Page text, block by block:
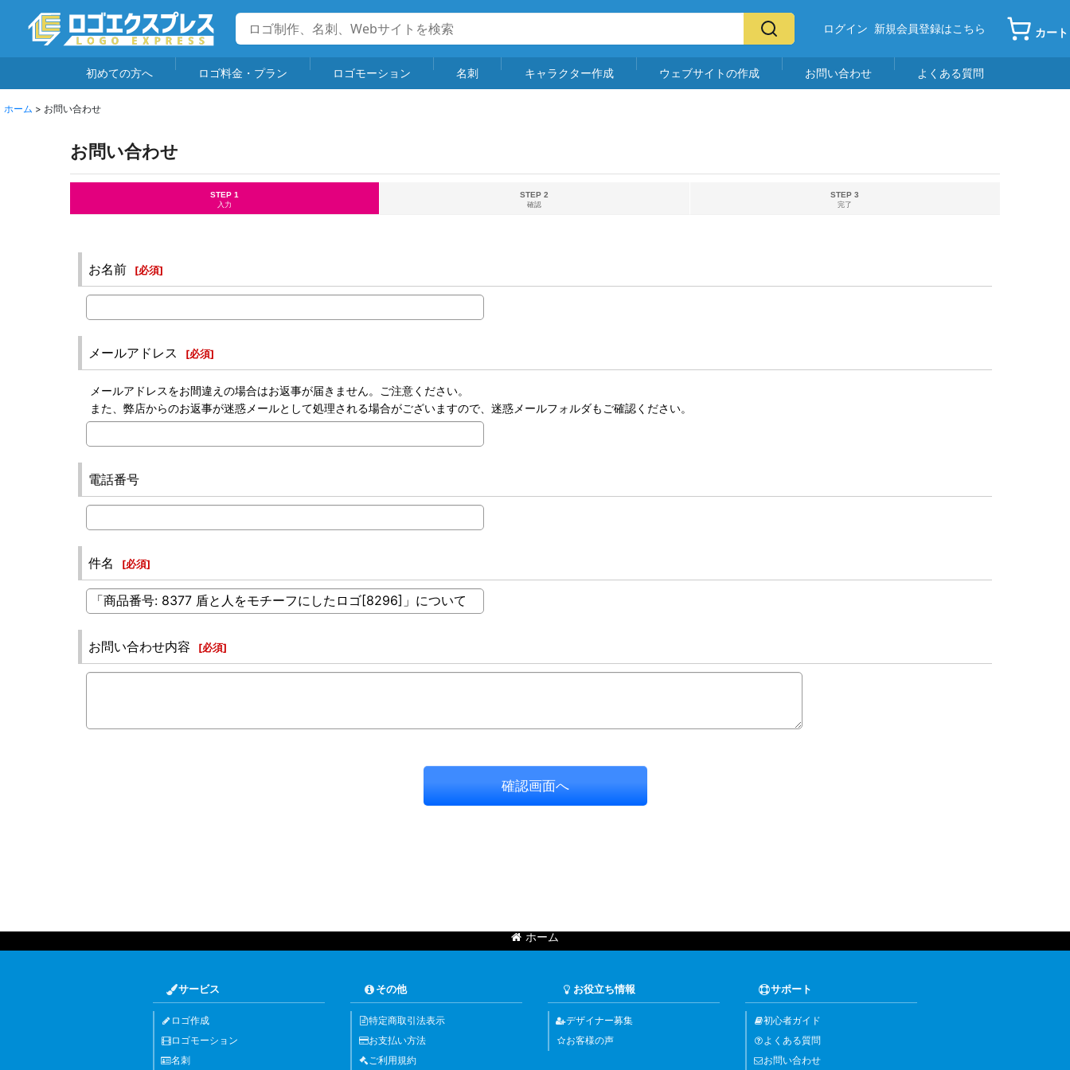
ログイン 新規会員登録はこちら カート
初めての方へ ロゴ料金・プラン ロゴモーション 名刺 キャラクター作成 ウェブサイトの作成 お問い合わせ よくある質問
ホーム > お問い合わせ
お問い合わせ
STEP 1
入力
STEP 2
確認
STEP 3
完了
お名前 [必須]
メールアドレス [必須]
メールアドレスをお間違えの場合はお返事が届きません。ご注意ください。
また、弊店からのお返事が迷惑メールとして処理される場合がございますので、迷惑メールフォルダもご確認ください。
電話番号
件名 [必須]
お問い合わせ内容 [必須]
確認画面へ
ホーム
サービス
ロゴ作成
ロゴモーション
名刺
その他
特定商取引法表示
お支払い方法
ご利用規約
お役立ち情報
デザイナー募集
お客様の声
サポート
初心者ガイド
よくある質問
お問い合わせ